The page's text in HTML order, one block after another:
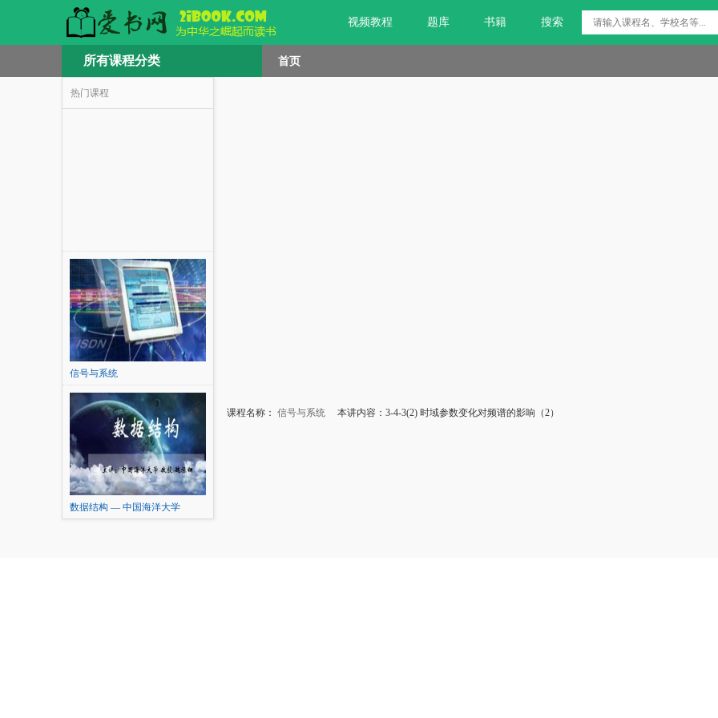
视频教程 题库 书籍 搜索
所有课程分类 首页
热门课程
信号与系统
数据结构 — 中国海洋大学
课程名称： 信号与系统 本讲内容：3-4-3(2) 时域参数变化对频谱的影响（2）